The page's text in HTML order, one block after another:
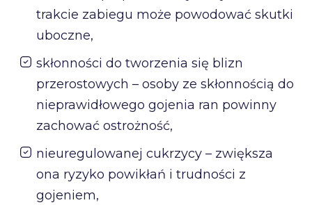
trakcie zabiegu może powodować skutki
uboczne,
skłonności do tworzenia się blizn
przerostowych – osoby ze skłonnością do
nieprawidłowego gojenia ran powinny
zachować ostrożność,
nieuregulowanej cukrzycy – zwiększa
ona ryzyko powikłań i trudności z
gojeniem,